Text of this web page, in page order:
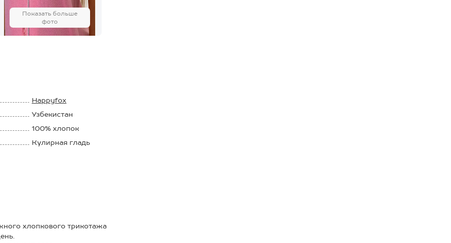
Показать больше
фото
Happyfox
Узбекистан
100% хлопок
Кулирная гладь
хлопкового трикотажа